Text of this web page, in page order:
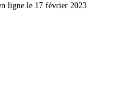
ligne le 17 février 2023